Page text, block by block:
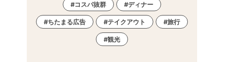
コスパ抜群 ディナー
ちたまる広告 テイクアウト 旅行
観光